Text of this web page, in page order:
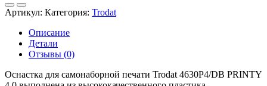
самонаборная
Trodat
4630P4/DB
PRINTY
TYPO
R1
Артикул: Категория: Trodat
Описание
Детали
Отзывы (0)
Оснастка для самонаборной печати Trodat 4630P4/DB PRINTY